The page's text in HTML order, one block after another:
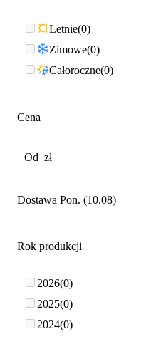
Letnie 0
Zimowe 0
Całoroczne 0
Cena
Dostawa Pon. (10.08)
Rok produkcji
2026 0
2025 0
2024 0